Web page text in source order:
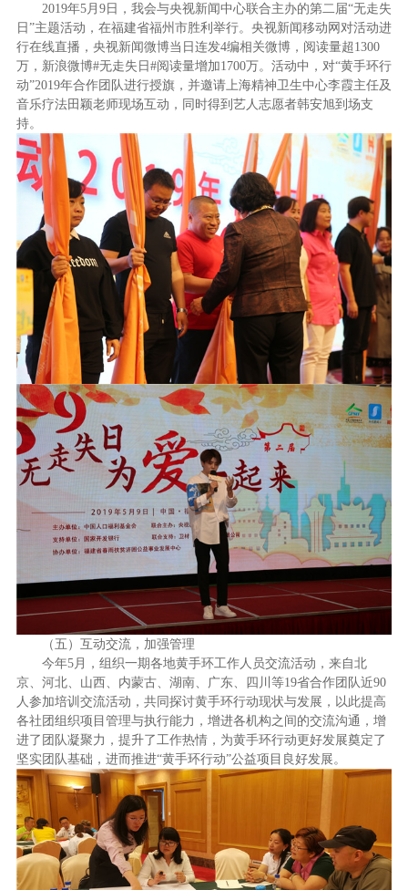
2019年5月 9日，我会与央视新闻中心联合主办的第二届“无走失
日”主题活动，在福建省福州市胜利举行。央视新闻移动网对活动进
行在线直播，央视新闻微博当日连发4编相关微博，阅读量超 1300
万，新浪微博#无走失日 #阅读量增加1700万。活动中，对“黄手环行
动”2019年合作团队进行授旗，并邀请上海精神卫生中心李霞主任及
音乐疗法田颖老师现场互动，同时得到艺人志愿者韩安旭到场支
持。
（五） 互动交流，加强管理
今年5月，组织一期各地黄手环工作人员交流活动，来自北
京、河北、山西、内蒙古、湖南、广东、四川等19省合作团队近90
人参加培训交流活动，共同探讨黄手环行动现状与发展，以此提高
各社团组织项目管理与执行能力，增进各机构之间的交流沟通，增
进了团队凝聚力，提升了工作热情，为黄手环行动更好发展奠定了
坚实团队基础，进而推进“黄手环行动”公益项目良好发展。